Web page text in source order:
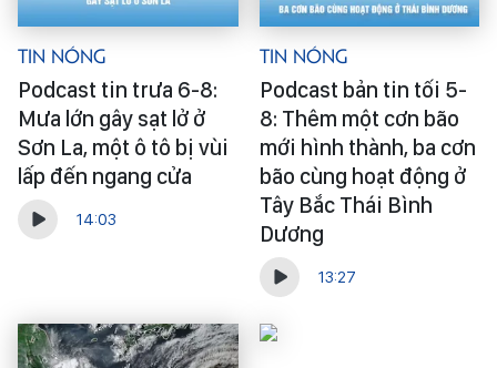
Tin Nóng
Podcast tin trưa 6-8:
Mưa lớn gây sạt lở ở
Sơn La, một ô tô bị vùi
lấp đến ngang cửa
14:03
Tin Nóng
Podcast bản tin tối 5-
8: Thêm một cơn bão
mới hình thành, ba cơn
bão cùng hoạt động ở
Tây Bắc Thái Bình
Dương
13:27